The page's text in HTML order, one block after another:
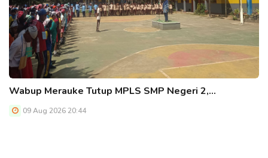
Wabup Merauke Tutup MPLS SMP Negeri 2,…
09 Aug 2026 20:44